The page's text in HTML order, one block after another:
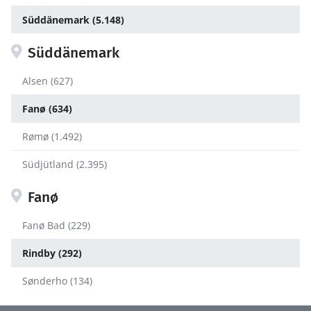
Süddänemark (5.148)
Süddänemark
Alsen (627)
Fanø (634)
Rømø (1.492)
Südjütland (2.395)
Fanø
Fanø Bad (229)
Rindby (292)
Sønderho (134)